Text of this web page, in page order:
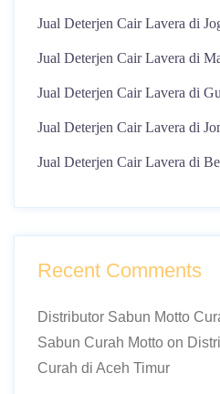
Jual Deterjen Cair Lavera di
Jual Deterjen Cair Lavera di
Jual Deterjen Cair Lavera di
Jual Deterjen Cair Lavera di
Jual Deterjen Cair Lavera di
Recent Comments
Distributor Sabun Motto
Sabun Curah Motto on
Curah di Aceh Timur